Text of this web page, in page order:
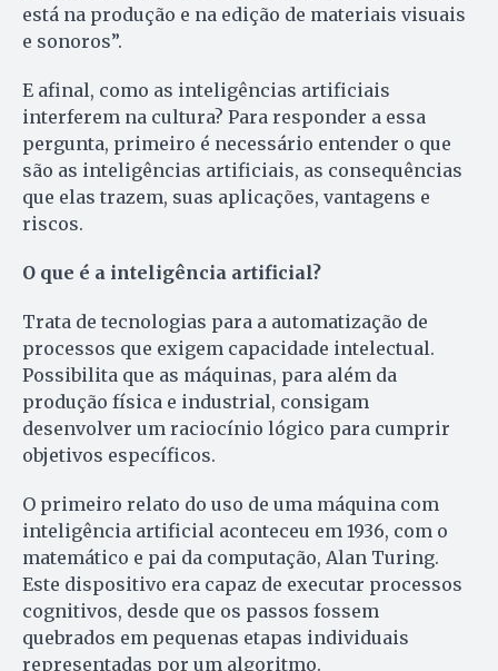
está na produção e na edição de materiais visuais
e sonoros”.
E afinal, como as inteligências artificiais
interferem na cultura? Para responder a essa
pergunta, primeiro é necessário entender o que
são as inteligências artificiais, as consequências
que elas trazem, suas aplicações, vantagens e
riscos.
O que é a inteligência artificial?
Trata de tecnologias para a automatização de
processos que exigem capacidade intelectual.
Possibilita que as máquinas, para além da
produção física e industrial, consigam
desenvolver um raciocínio lógico para cumprir
objetivos específicos.
O primeiro relato do uso de uma máquina com
inteligência artificial aconteceu em 1936, com o
matemático e pai da computação, Alan Turing.
Este dispositivo era capaz de executar processos
cognitivos, desde que os passos fossem
quebrados em pequenas etapas individuais
representadas por um algoritmo.